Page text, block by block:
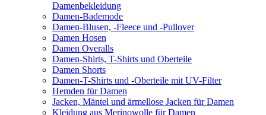
Damenbekleidung
Damen-Bademode
Damen-Blusen, -Fleece und -Pullover
Damen Hosen
Damen Overalls
Damen-Shirts, T-Shirts und Oberteile
Damen Shorts
Damen-T-Shirts und -Oberteile mit UV-Filter
Hemden für Damen
Jacken, Mäntel und ärmellose Jacken für Damen
Kleidung aus Merinowolle für Damen